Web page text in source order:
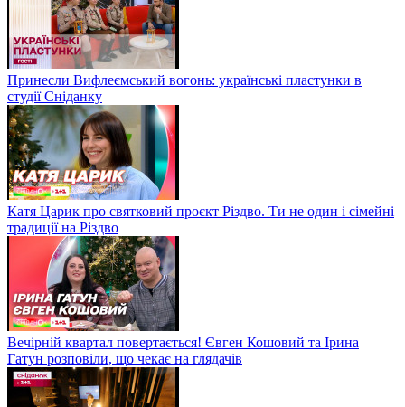
Принесли Вифлеємський вогонь: українські пластунки в
студії Сніданку
Катя Царик про святковий проєкт Різдво. Ти не один і сімейні
традиції на Різдво
Вечірній квартал повертається! Євген Кошовий та Ірина
Гатун розповіли, що чекає на глядачів